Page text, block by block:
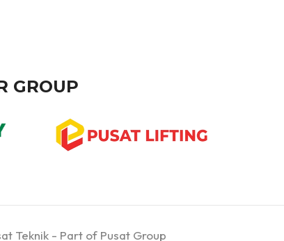
GROUP
Teknik - Part of Pusat Group